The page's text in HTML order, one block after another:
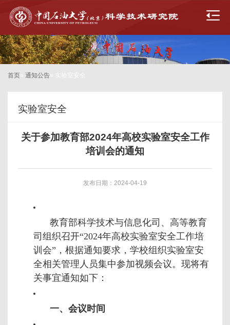
首页 通知公告 » 实验室安全
实验室安全
关于参加教育部2024年高校实验室安全工作
培训会的通知
发布日期：2024-04-19
教育部科学技术与信息化司、高等教育
司组织召开“2024年高校实验室安全工作培
训会”，根据通知要求，学校组织实验室安
全相关管理人员集中参加视频会议。现将有
关事宜通知如下：
一、会议时间